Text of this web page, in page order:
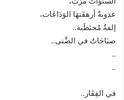
عذوبةٌ أرهقَتهَا الوَدَاعَات،
إلفةٌ مُحتَطَبة..
صبَاحَاتٌ في الضَّنى..
..
..
في القِفَار..